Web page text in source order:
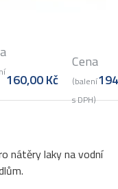
160,00Kč
Cena
(balení
s DPH)
nátěry laky na vodní